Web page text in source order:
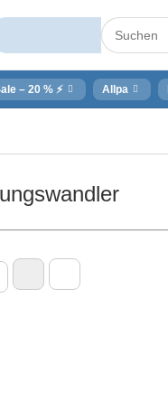
– 20 % ⚡ Allpa